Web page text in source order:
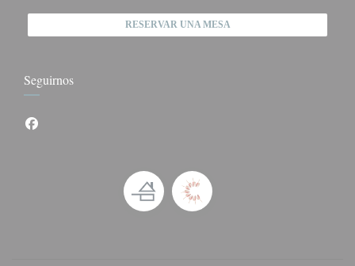
RESERVAR UNA MESA
Seguirnos
Facebook ((abre en una nueva ventana))